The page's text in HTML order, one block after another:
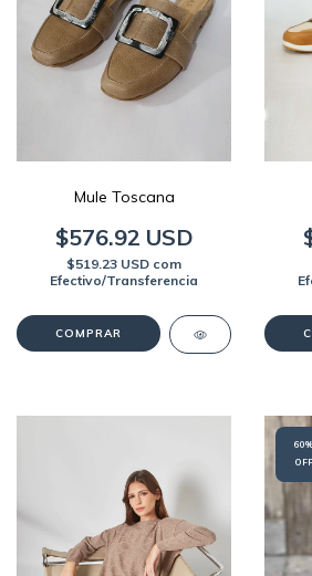
Mule Toscana
$576.92 USD
$519.23 USD com
Efectivo/Transferencia
COMPRAR
60%
OFF